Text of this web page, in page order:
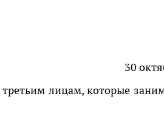
30
лицам, которые